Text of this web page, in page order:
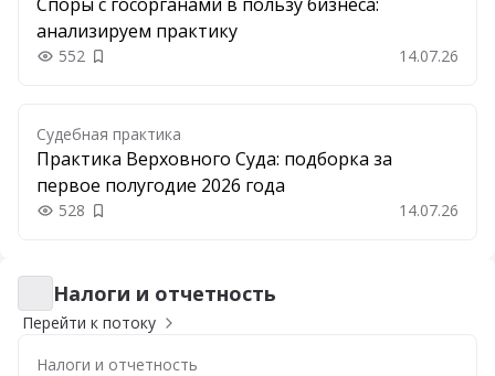
анализируем практику
552 Добавить в закладки 14.07.26
Судебная практика
Практика Верховного Суда: подборка за
первое полугодие 2026 года
528 Добавить в закладки 14.07.26
Налоги и отчетность
Налоги и отчетность
Перейти к потоку
Налоги и отчетность